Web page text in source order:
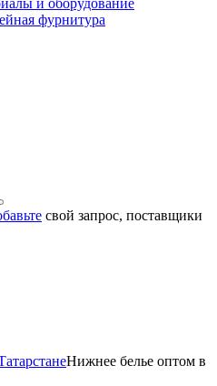
и оборудование
фурнитура
свой запрос, поставщики
Нижнее белье оптом в